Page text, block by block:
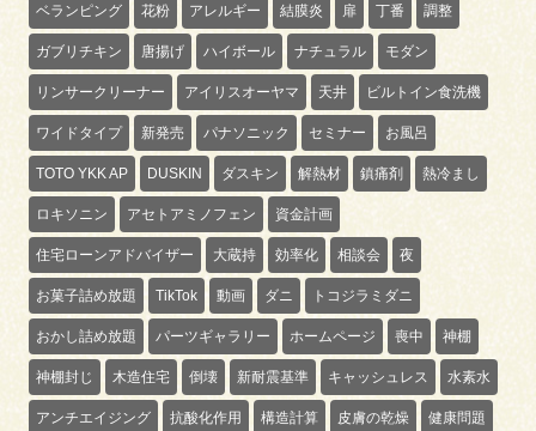
ベランピング 花粉 アレルギー 結膜炎 扉 丁番 調整
ガブリチキン 唐揚げ ハイボール ナチュラル モダン
リンサークリーナー アイリスオーヤマ 天井 ビルトイン食洗機
ワイドタイプ 新発売 パナソニック セミナー お風呂
TOTO YKK AP DUSKIN ダスキン 解熱材 鎮痛剤 熱冷まし
ロキソニン アセトアミノフェン 資金計画
住宅ローンアドバイザー 大蔵持 効率化 相談会 夜
お菓子詰め放題 TikTok 動画 ダニ トコジラミダニ
おかし詰め放題 パーツギャラリー ホームページ 喪中 神棚
神棚封じ 木造住宅 倒壊 新耐震基準 キャッシュレス 水素水
アンチエイジング 抗酸化作用 構造計算 皮膚の乾燥 健康問題